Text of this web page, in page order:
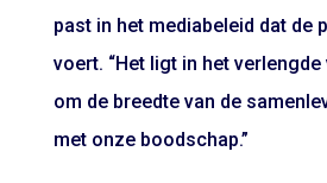
past in het mediabeleid dat de
voert. “Het ligt in het
om de breedte van de
met onze boodschap.”